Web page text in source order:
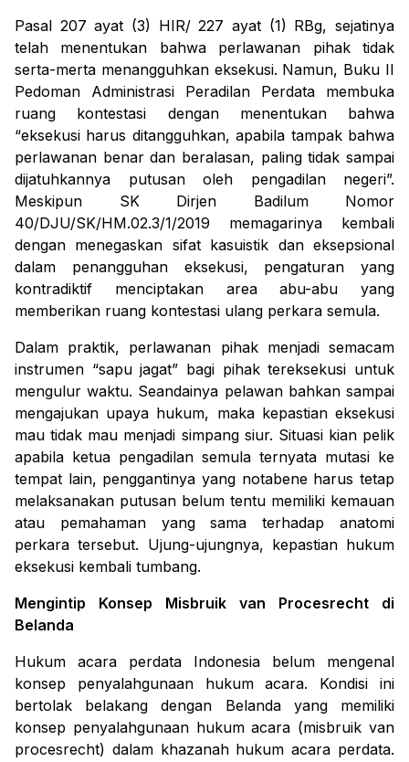
Pasal 207 ayat (3) HIR/ 227 ayat (1) RBg, sejatinya
telah menentukan bahwa perlawanan pihak tidak
serta-merta menangguhkan eksekusi. Namun, Buku II
Pedoman Administrasi Peradilan Perdata membuka
ruang kontestasi dengan menentukan bahwa
“eksekusi harus ditangguhkan, apabila tampak bahwa
perlawanan benar dan beralasan, paling tidak sampai
dijatuhkannya putusan oleh pengadilan negeri”.
Meskipun SK Dirjen Badilum Nomor
40/DJU/SK/HM.02.3/1/2019 memagarinya kembali
dengan menegaskan sifat kasuistik dan eksepsional
dalam penangguhan eksekusi, pengaturan yang
kontradiktif menciptakan area abu-abu yang
memberikan ruang kontestasi ulang perkara semula.
Dalam praktik, perlawanan pihak menjadi semacam
instrumen “sapu jagat” bagi pihak tereksekusi untuk
mengulur waktu. Seandainya pelawan bahkan sampai
mengajukan upaya hukum, maka kepastian eksekusi
mau tidak mau menjadi simpang siur. Situasi kian pelik
apabila ketua pengadilan semula ternyata mutasi ke
tempat lain, penggantinya yang notabene harus tetap
melaksanakan putusan belum tentu memiliki kemauan
atau pemahaman yang sama terhadap anatomi
perkara tersebut. Ujung-ujungnya, kepastian hukum
eksekusi kembali tumbang.
Mengintip Konsep Misbruik van Procesrecht di
Belanda
Hukum acara perdata Indonesia belum mengenal
konsep penyalahgunaan hukum acara. Kondisi ini
bertolak belakang dengan Belanda yang memiliki
konsep penyalahgunaan hukum acara (misbruik van
procesrecht) dalam khazanah hukum acara perdata.